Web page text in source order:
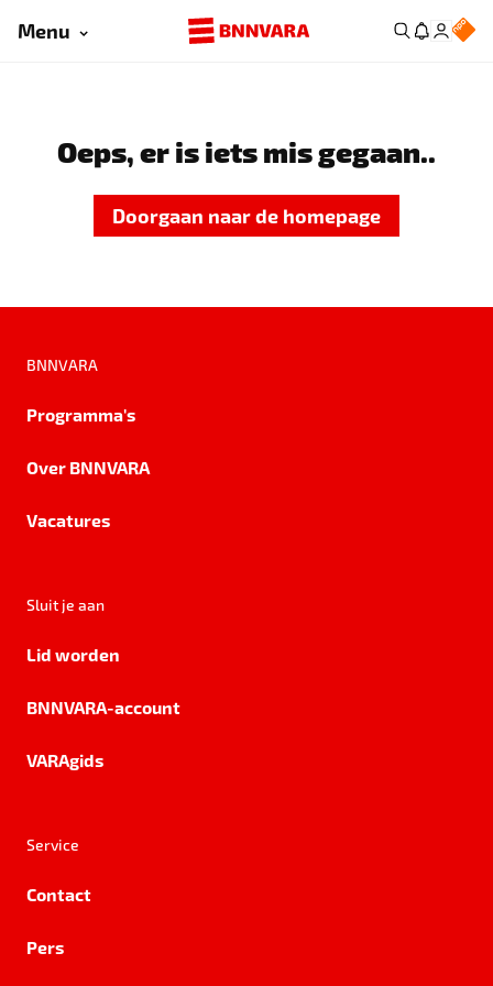
Menu
Oeps, er is iets mis gegaan..
Doorgaan naar de homepage
BNNVARA
Programma's
Over BNNVARA
Vacatures
Sluit je aan
Lid worden
BNNVARA-account
VARAgids
Service
Contact
Pers